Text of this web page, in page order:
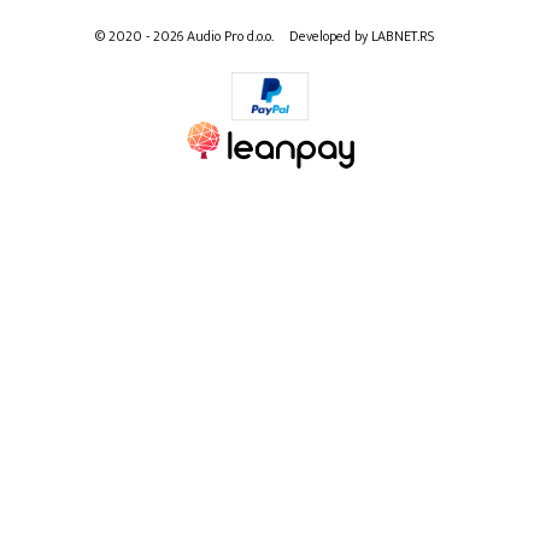
© 2020 - 2026 Audio Pro d.o.o. Developed by LABNET.RS